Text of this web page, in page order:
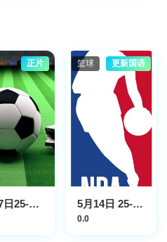
正片
5月17日25-26赛季意甲联赛 科莫VS帕尔马
篮球 更新国语
5月14日 25-26赛季NBA季后赛 骑士VS活塞
0.0